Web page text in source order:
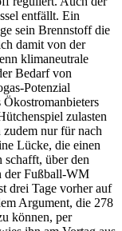
entfällt. Ein
sein Brennstoff die
damit von der
klimaneutrale
Bedarf von
Potenzial
zulasten
nur für nach
Lücke, die einen
über den
der Fußball-WM
drei Tage vorher auf
Argument, die 278
können, per